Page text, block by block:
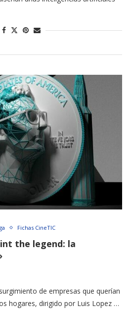
Fichas CineTIC
the legend: la
de empresas que querían
hogares, dirigido por Luis Lopez …